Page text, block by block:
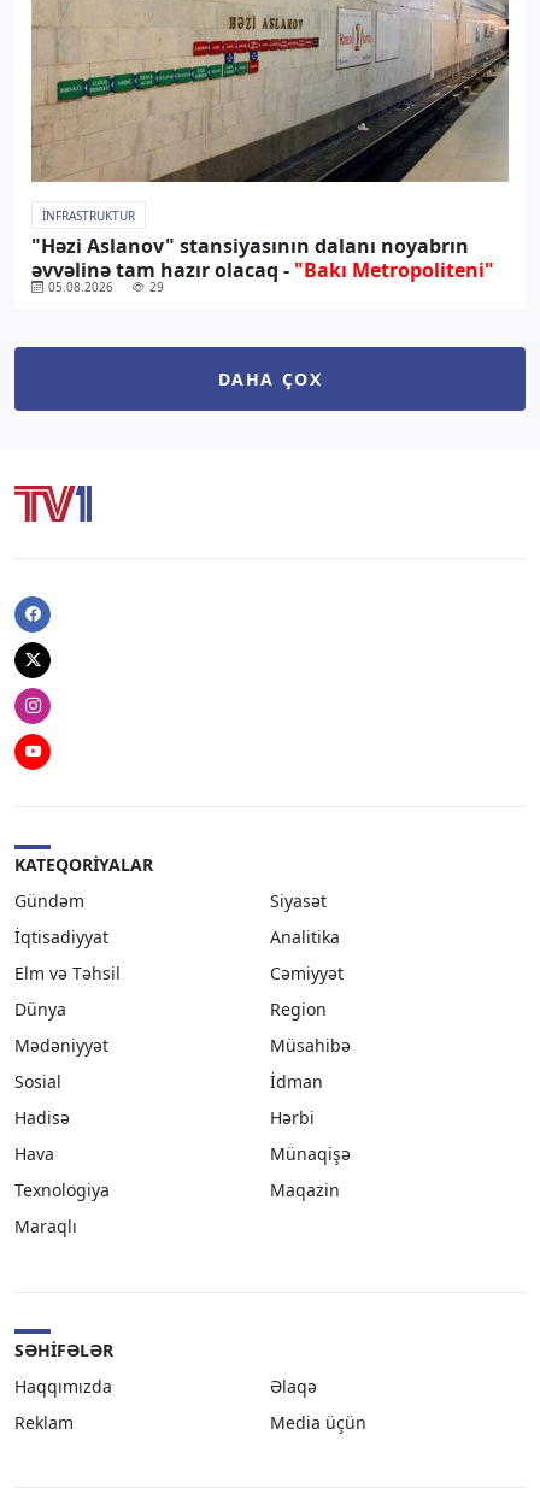
İNFRASTRUKTUR
"Həzi Aslanov" stansiyasının dalanı noyabrın
əvvəlinə tam hazır olacaq - "Bakı Metropoliteni"
05.08.2026 29
DAHA ÇOX
Facebook
Twitter
Instagram
Youtube
KATEQORIYALAR
Gündəm
Siyasət
İqtisadiyyat
Analitika
Elm və Təhsil
Cəmiyyət
Dünya
Region
Mədəniyyət
Müsahibə
Sosial
İdman
Hadisə
Hərbi
Hava
Münaqişə
Texnologiya
Maqazin
Maraqlı
SƏHIFƏLƏR
Haqqımızda
Əlaqə
Reklam
Media üçün